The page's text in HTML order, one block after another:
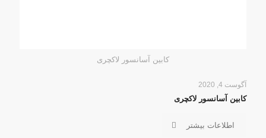
کابین آسانسور لاکچری
آگوست 4, 2020
کابین آسانسور لاکچری
اطلاعات بیشتر